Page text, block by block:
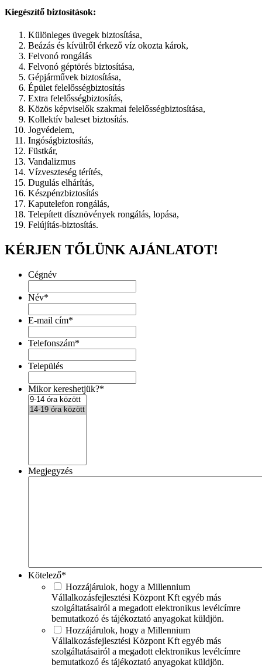
Kiegészítő biztosítások:
Különleges üvegek biztosítása,
Beázás és kívülről érkező víz okozta károk,
Felvonó rongálás
Felvonó géptörés biztosítása,
Gépjárművek biztosítása,
Épület felelősségbiztosítás
Extra felelősségbiztosítás,
Közös képviselők szakmai felelősségbiztosítása,
Kollektív baleset biztosítás.
Jogvédelem,
Ingóságbiztosítás,
Füstkár,
Vandalizmus
Vízveszteség térítés,
Dugulás elhárítás,
Készpénzbiztosítás
Kaputelefon rongálás,
Telepített dísznövények rongálás, lopása,
Felújítás-biztosítás.
KÉRJEN TŐLÜNK AJÁNLATOT!
Cégnév
Név*
E-mail cím*
Telefonszám*
Település
Mikor kereshetjük?*
Megjegyzés
Kötelező*
Hozzájárulok, hogy a Millennium
Vállalkozásfejlesztési Központ Kft egyéb más
szolgáltatásairól a megadott elektronikus levélcímre
bemutatkozó és tájékoztató anyagokat küldjön.
Hozzájárulok, hogy a Millennium
Vállalkozásfejlesztési Központ Kft egyéb más
szolgáltatásairól a megadott elektronikus levélcímre
bemutatkozó és tájékoztató anyagokat küldjön.